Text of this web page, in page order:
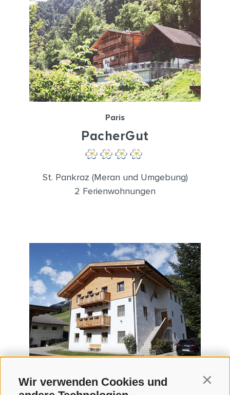
Wir verwenden Cookies und
Paris
PacherGut
St. Pankraz (Meran und Umgebung)
2 Ferienwohnungen
Nestlhof